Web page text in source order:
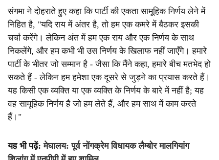
संगमा ने दोहराते हुए कहा कि पार्टी की एकता सामूहिक निर्णय लेने में
निहित है, "यदि राय में अंतर है, तो हम एक कमरे में बैठकर इसकी
चर्चा करेंगे। लेकिन अंत में हम एक राय और एक निर्णय के साथ
निकलेंगे, और हम कभी भी उस निर्णय के खिलाफ नहीं जाएँगे। हमारे
पार्टी के भीतर जो सम्मान है - जैसा कि मैंने कहा, हमारे बीच मतभेद हो
सकते हैं - लेकिन हम हमेशा एक दूसरे से जुड़ने का प्रयास करते हैं।
यह किसी एक व्यक्ति या एक व्यक्ति के निर्णय के बारे में नहीं है; यह
वह सामूहिक निर्णय है जो हम लेते हैं, और हम साथ में काम करते
हैं।"
यह भी पढ़ें:मेघालय: पूर्व नोंगक्रेम विधायक लैम्बोर मालगियांग